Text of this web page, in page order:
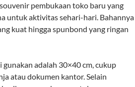
pembukaan toko baru yang
untuk aktivitas sehari-hari. Bahannya
kuat hingga spunbond yang ringan
adalah 30×40 cm, cukup
atau dokumen kantor. Selain